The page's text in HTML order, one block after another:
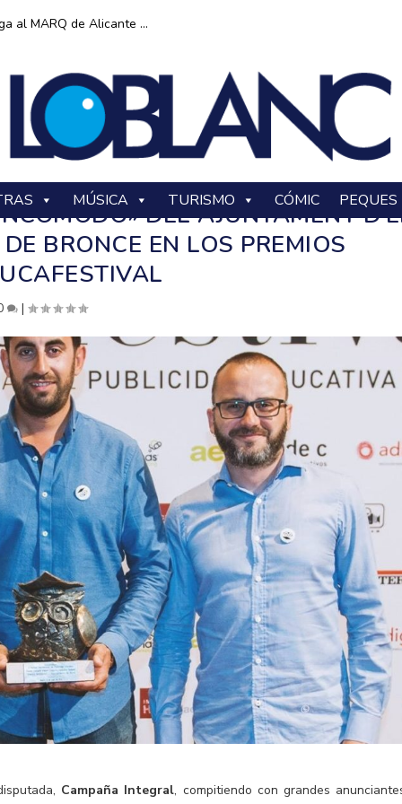
al MARQ de Alicante ...
MÚSICA TURISMO CÓMIC PEQUES
DEL AJUNTAMENT
BRONCE EN LOS PREMIOS
|
Campaña Integral, compitiendo con grandes